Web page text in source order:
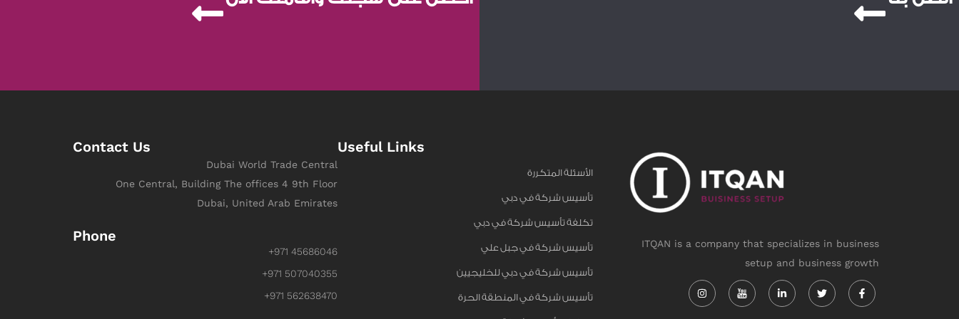
ITQAN is a company that specializes in business
setup and business growth
Instagram Linkedin-
in
Twitter Facebook-
f
Useful Links
الأسئلة المتكررة
تأسيس شركة في دبي
تكلفة تأسيس شركة في دبي
تأسيس شركة في جبل علي
تأسيس شركة في دبي للخليجيين
تأسيس شركة في المنطقة الحرة
Contact Us
Dubai World Trade Central
One Central, Building The offices 4 9th Floor
Dubai, United Arab Emirates
Phone
+971 45686046
+971 507040355
+971 562638470